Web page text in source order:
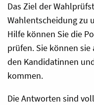
Das Ziel der
Wahlentscheidung zu
Hilfe können Sie die
prüfen. Sie können
den Kandidatinnen
kommen.
Die Antworten sind